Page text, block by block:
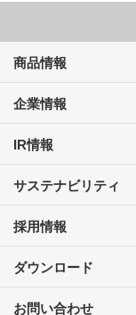
商品情報
企業情報
IR情報
サステナビリティ
採用情報
ダウンロード
お問い合わせ